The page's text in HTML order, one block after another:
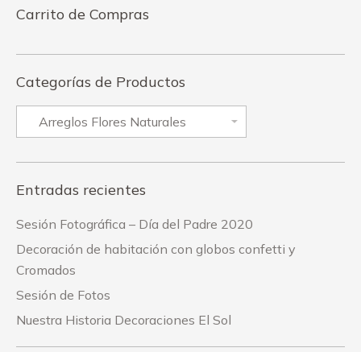
Carrito de Compras
Categorías de Productos
Entradas recientes
Sesión Fotográfica – Día del Padre 2020
Decoración de habitación con globos confetti y
Cromados
Sesión de Fotos
Nuestra Historia Decoraciones El Sol